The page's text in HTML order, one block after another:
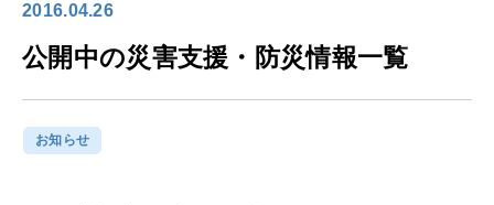
MEDIA
講座のご依頼 取材お申し込み
お問い合わせ
2016.04.26
公開中の災害支援・防災情報一覧
お知らせ